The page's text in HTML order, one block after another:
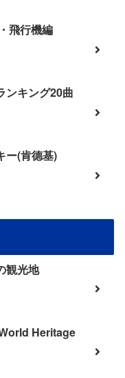
飛行機編
ンキング20曲
ー(肯德基)
観光地
Heritage